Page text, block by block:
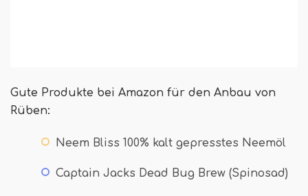
Gute Produkte bei Amazon für den Anbau von
Rüben:
Neem Bliss 100% kalt gepresstes Neemöl
Captain Jacks Dead Bug Brew (Spinosad)